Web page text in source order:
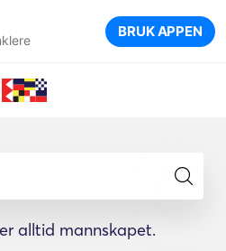
BRUK APPEN
alltid mannskapet.